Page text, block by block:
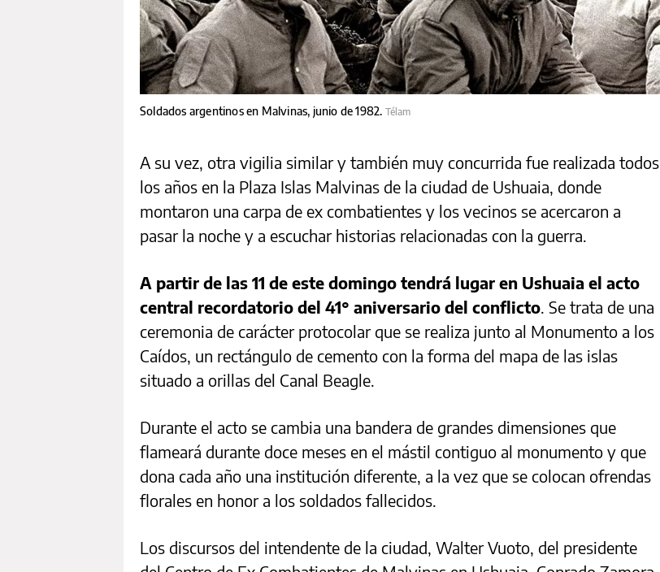
Soldados argentinos en Malvinas, junio de 1982. Télam
A su vez, otra vigilia similar y también muy concurrida fue realizada todos
los años en la Plaza Islas Malvinas de la ciudad de Ushuaia, donde
montaron una carpa de ex combatientes y los vecinos se acercaron a
pasar la noche y a escuchar historias relacionadas con la guerra.
A partir de las 11 de este domingo tendrá lugar en Ushuaia el acto
central recordatorio del 41° aniversario del conflicto. Se trata de una
ceremonia de carácter protocolar que se realiza junto al Monumento a los
Caídos, un rectángulo de cemento con la forma del mapa de las islas
situado a orillas del Canal Beagle.
Durante el acto se cambia una bandera de grandes dimensiones que
flameará durante doce meses en el mástil contiguo al monumento y que
dona cada año una institución diferente, a la vez que se colocan ofrendas
florales en honor a los soldados fallecidos.
Los discursos del intendente de la ciudad, Walter Vuoto, del presidente